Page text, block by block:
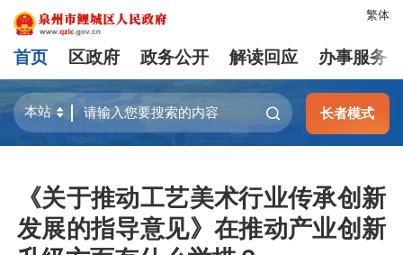
繁体
首页 区政府 政务公开 解读回应 办事服务
长者模式
《关于推动工艺美术行业传承创新
发展的指导意见》在推动产业创新